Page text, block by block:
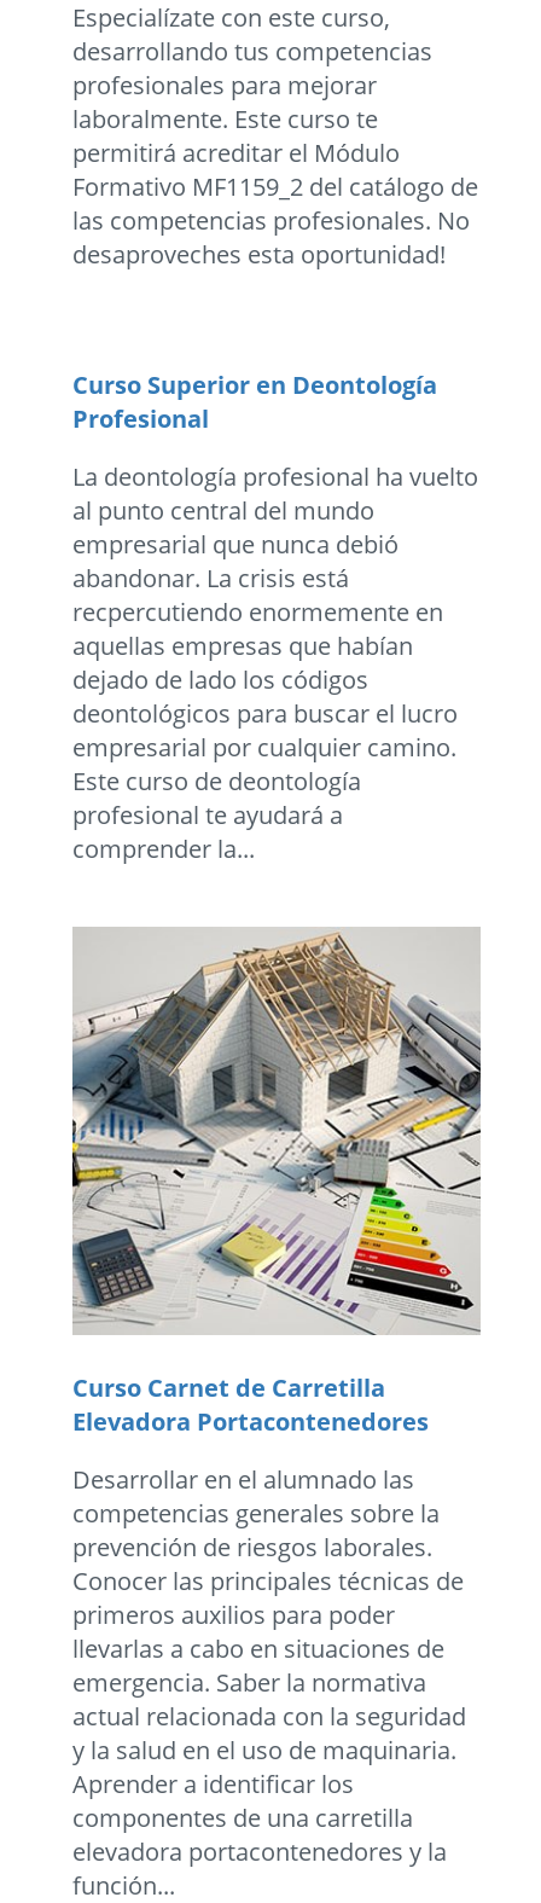
Especialízate con este curso,
desarrollando tus competencias
profesionales para mejorar
laboralmente. Este curso te
permitirá acreditar el Módulo
Formativo MF1159_2 del catálogo de
las competencias profesionales. No
desaproveches esta oportunidad!
Curso Superior en Deontologí­a
Profesional
La deontología profesional ha vuelto
al punto central del mundo
empresarial que nunca debió
abandonar. La crisis está
recpercutiendo enormemente en
aquellas empresas que habían
dejado de lado los códigos
deontológicos para buscar el lucro
empresarial por cualquier camino.
Este curso de deontología
profesional te ayudará a
comprender la...
Curso Carnet de Carretilla
Elevadora Portacontenedores
Desarrollar en el alumnado las
competencias generales sobre la
prevención de riesgos laborales.
Conocer las principales técnicas de
primeros auxilios para poder
llevarlas a cabo en situaciones de
emergencia. Saber la normativa
actual relacionada con la seguridad
y la salud en el uso de maquinaria.
Aprender a identificar los
componentes de una carretilla
elevadora portacontenedores y la
función...